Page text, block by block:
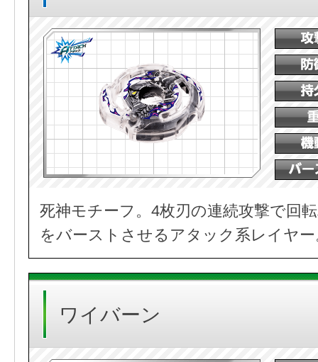
死神モチーフ。4枚刃の連続攻撃で回
をバーストさせるアタック系レイヤー
ワイバーン